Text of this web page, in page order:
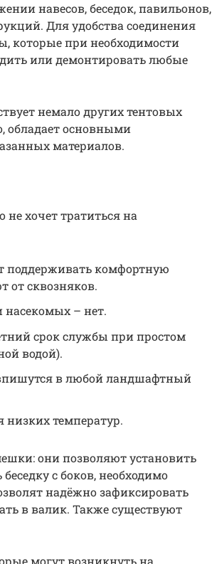
навесов, беседок, павильонов,
Для удобства соединения
которые при необходимости
или демонтировать любые
немало других тентовых
обладает основными
материалов.
хочет тратиться на
поддерживать комфортную
от сквозняков.
насекомых – нет.
срок службы при простом
водой).
в любой ландшафтный
низких температур.
они позволяют установить
с боков, необходимо
надёжно зафиксировать
в валик. Также существуют
могут возникнуть на